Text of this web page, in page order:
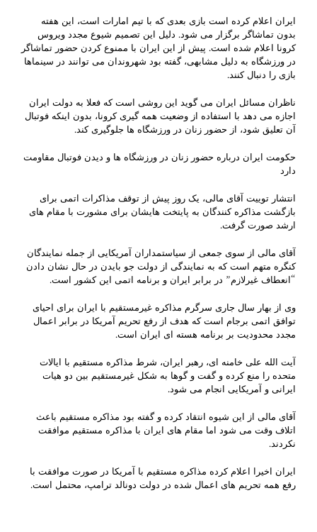
ایران اعلام کرده است بازی بعدی که با تیم امارات است، این هفته
بدون تماشاگر برگزار می شود. دلیل این تصمیم شیوع مجدد ویروس
کرونا اعلام شده است. پیش از این ایران با ممنوع کردن حضور تماشاگر
در ورزشگاه به دلیل مشابهی، گفته بود شهروندان می توانند در سینماها
بازی را دنبال کنند.
ناظران مسائل ایران می گوید این روشی است که فعلا به دولت ایران
اجازه می دهد با استفاده از وضعیت همه گیری کرونا، بدون اینکه فوتبال
آن تعلیق شود، از حضور زنان در ورزشگاه ها جلوگیری کند.
حکومت ایران درباره حضور زنان در ورزشگاه ها و دیدن فوتبال مقاومت
دارد
انتشار توییت آقای مالی، یک روز پیش از توقف مذاکرات اتمی برای
بازگشت مذاکره کنندگان به پایتخت هایشان برای مشورت با مقام های
ارشد صورت گرفت.
آقای مالی از سوی جمعی از سیاستمداران آمریکایی از جمله نمایندگان
کنگره متهم است که به نمایندگی از دولت جو بایدن در حال نشان دادن
“انعطاف غیرلازم” در برابر ایران و برنامه اتمی این کشور است.
وی از بهار سال جاری سرگرم مذاکره غیرمستقیم با ایران برای احیای
توافق اتمی برجام است که هدف از رفع تحریم آمریکا در برابر اعمال
مجدد محدودیت بر برنامه هسته ای ایران است.
آیت الله علی خامنه ای، رهبر ایران، شرط مذاکره مستقیم با ایالات
متحده را منع کرده و گفت و گوها به شکل غیرمستقیم بین دو هیات
ایرانی و آمریکایی انجام می شود.
آقای مالی از این شیوه انتقاد کرده و گفته بود مذاکره مستقیم باعث
اتلاف وقت می شود اما مقام های ایران با مذاکره مستقیم موافقت
نکردند.
ایران اخیرا اعلام کرده مذاکره مستقیم با آمریکا در صورت موافقت با
رفع همه تحریم های اعمال شده در دولت دونالد ترامپ، محتمل است.